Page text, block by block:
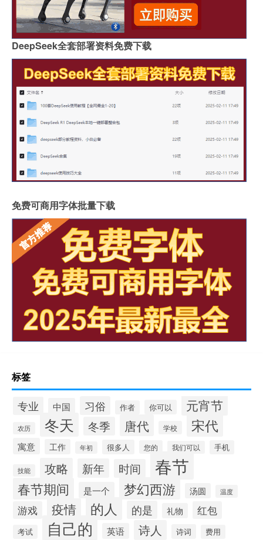
DeepSeek全套部署资料免费下载
免费可商用字体批量下载
标签
专业 中国 习俗 作者 你可以 元宵节
农历 冬天 冬季 唐代 学校 宋代
寓意 工作 年初 很多人 您的 我们可以 手机
技能 攻略 新年 时间 春节
春节期间 是一个 梦幻西游 汤圆 温度
游戏 疫情 的人 的是 礼物 红包
考试 自己的 英语 诗人 诗词 费用